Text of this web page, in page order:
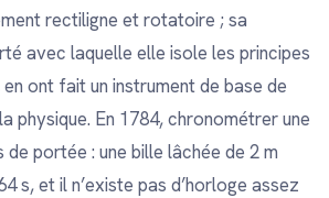
rectiligne et rotatoire ; sa
avec laquelle elle isole les principes
en ont fait un instrument de base de
physique. En 1784, chronométrer une
portée : une bille lâchée de 2 m
s, et il n’existe pas d’horloge assez